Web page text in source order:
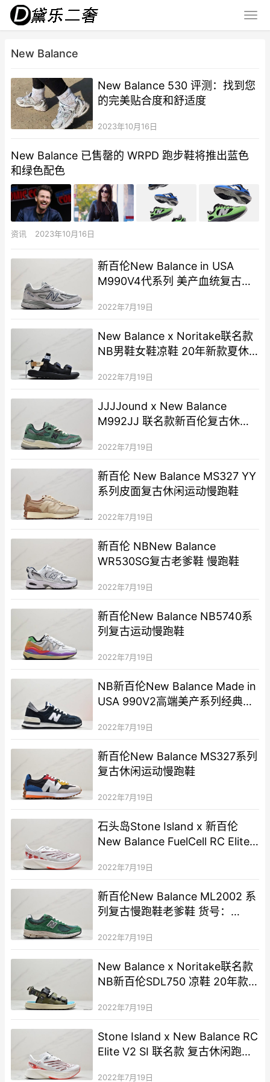
New Balance
New Balance 530 评测：找到您
的完美贴合度和舒适度
2023年10月16日
New Balance 已售罄的 WRPD 跑步鞋将推出蓝色
和绿色配色
资讯 2023年10月16日
新百伦New Balance in USA
M990V4代系列 美产血统复古运
2022年7月19日
New Balance x Noritake联名款
NB男鞋女鞋凉鞋 20年‮款新‬夏‮休
2022年7月19日
JJJJound x New Balance
M992JJ 联名款新百伦复古休闲
2022年7月19日
新百伦 New Balance MS327 YY
系列皮面复古休闲运动慢跑鞋
2022年7月19日
新百伦 NBNew Balance
WR530SG复古老爹鞋 慢跑鞋
2022年7月19日
新百伦New Balance NB5740系
列复古运动慢跑鞋
2022年7月19日
NB新百伦New Balance Made in
USA 990V2高端美产系列经典复
2022年7月19日
新百伦New Balance MS327系列
复古休闲运动慢跑鞋
2022年7月19日
石头岛Stone Island x 新百伦
New Balance FuelCell RC Elite
鞋
2022年7月19日
新百伦New Balance ML2002 系
列复古慢跑鞋老爹鞋 货号：
2022年7月19日
New Balance x Noritake联名款
NB新百伦SDL750 凉鞋 20年款
2022年7月19日
Stone Island x New Balance RC
Elite V2 SI 联名款 复古休闲跑步
2022年7月19日